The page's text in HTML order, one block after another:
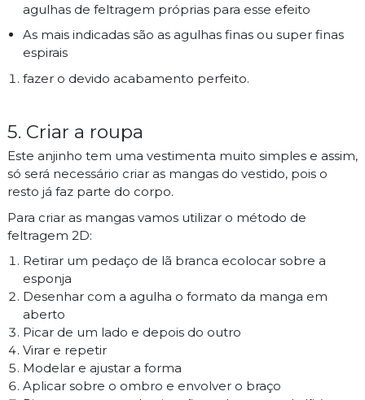
agulhas de feltragem próprias para esse efeito
As mais indicadas são as agulhas finas ou super finas
espirais
fazer o devido acabamento perfeito.
5. Criar a roupa
Este anjinho tem uma vestimenta muito simples e assim,
só será necessário criar as mangas do vestido, pois o
resto já faz parte do corpo.
Para criar as mangas vamos utilizar o método de
feltragem 2D:
Retirar um pedaço de lã branca ecolocar sobre a
esponja
Desenhar com a agulha o formato da manga em
aberto
Picar de um lado e depois do outro
Virar e repetir
Modelar e ajustar a forma
Aplicar sobre o ombro e envolver o braço